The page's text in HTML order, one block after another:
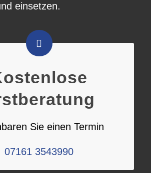
einsetzen.
Sie einen Termin
07161 3543990